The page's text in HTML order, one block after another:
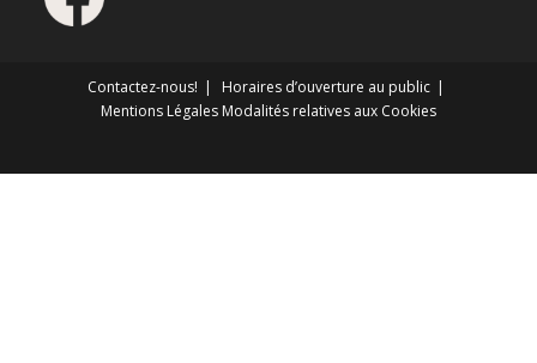
Contactez-nous!
Horaires d’ouverture au public
Mentions Légales Modalités relatives aux Cookies